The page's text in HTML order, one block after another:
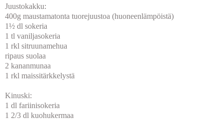
Juustokakku:
400g maustamatonta tuorejuustoa (huoneenlämpöistä)
1½ dl sokeria
1 tl vaniljasokeria
1 rkl sitruunamehua
ripaus suolaa
2 kananmunaa
1 rkl maissitärkkelystä
Kinuski:
1 dl fariinisokeria
1 2/3 dl kuohukermaa